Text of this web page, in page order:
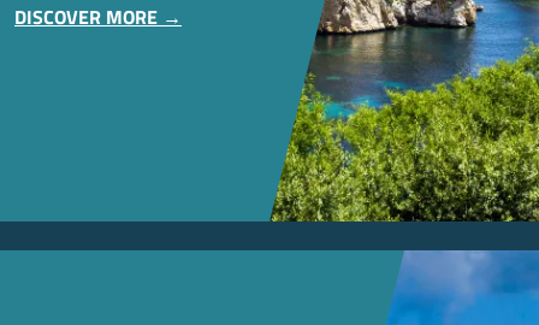
DISCOVER MORE